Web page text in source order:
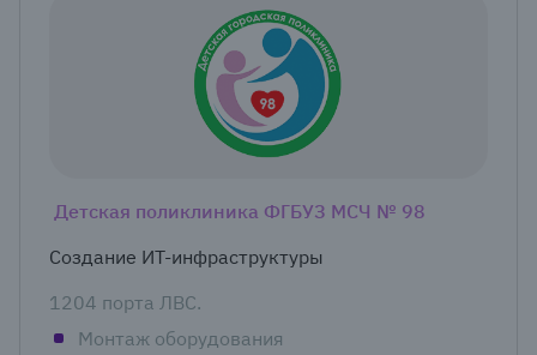
Детская поликлиника ФГБУЗ МСЧ № 98
Создание ИТ-инфраструктуры
1204 порта ЛВС.
Монтаж оборудования